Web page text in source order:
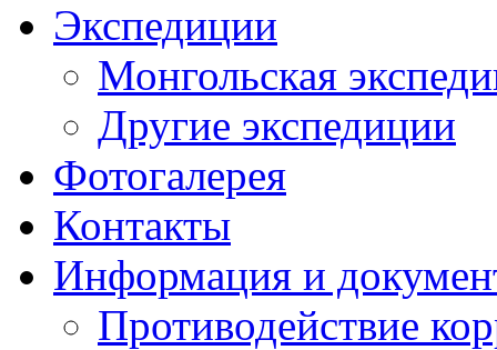
Экспедиции
Монгольская
Другие экспедиции
Фотогалерея
Контакты
Информация и
Противодействие